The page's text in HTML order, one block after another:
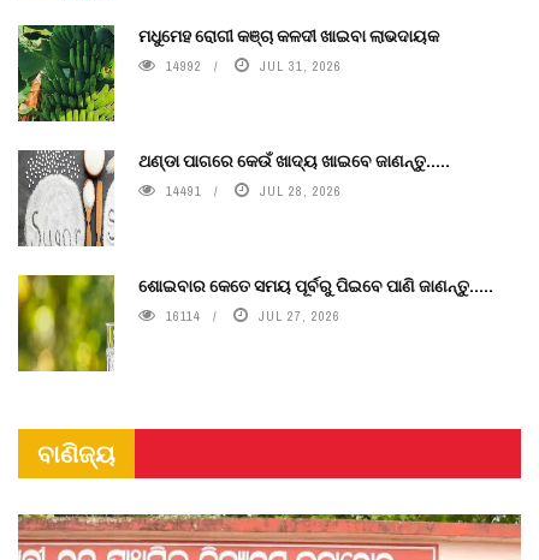
ମଧୁମେହ ରୋଗୀ କଞ୍ଚା କଳଦୀ ଖାଇବା ଲାଭଦାୟକ
14992 JUL 31, 2026
ଥଣ୍ଡା ପାଗରେ କେଉଁ ଖାଦ୍ୟ ଖାଇବେ ଜାଣନ୍ତୁ.....
14491 JUL 28, 2026
ଶୋଇବାର କେତେ ସମୟ ପୂର୍ବରୁ ପିଇବେ ପାଣି ଜାଣନ୍ତୁ.....
16114 JUL 27, 2026
ବାଣିଜ୍ୟ